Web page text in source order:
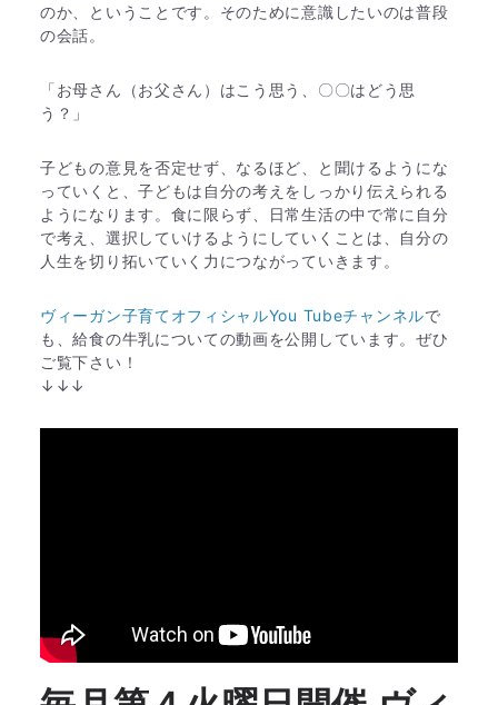
のか、ということです。そのために意識したいのは普段
の会話。
「お母さん（お父さん）はこう思う、〇〇はどう思
う？」
子どもの意見を否定せず、なるほど、と聞けるようにな
っていくと、子どもは自分の考えをしっかり伝えられる
ようになります。食に限らず、日常生活の中で常に自分
で考え、選択していけるようにしていくことは、自分の
人生を切り拓いていく力につながっていきます。
ヴィーガン子育てオフィシャルYou Tubeチャンネルで
も、給食の牛乳についての動画を公開しています。ぜひ
ご覧下さい！
↓↓↓